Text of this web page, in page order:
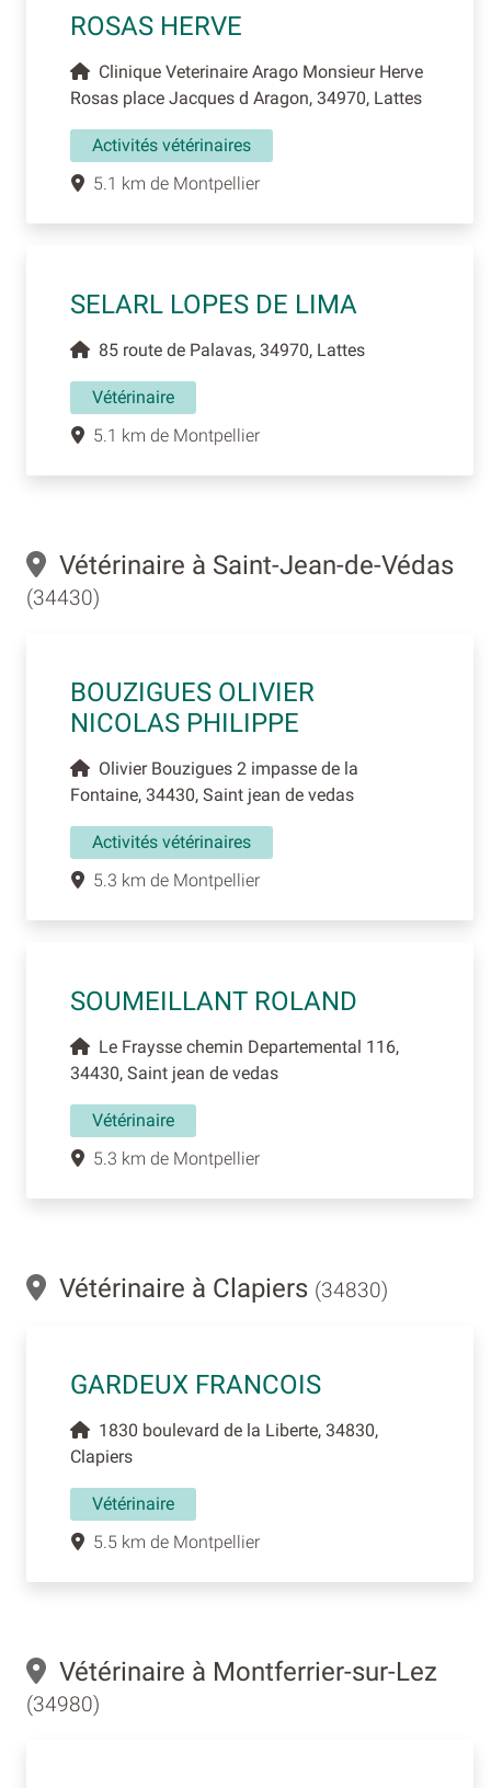
ROSAS HERVE
Clinique Veterinaire Arago Monsieur Herve
Rosas place Jacques d Aragon, 34970, Lattes
Activités vétérinaires
5.1 km de Montpellier
SELARL LOPES DE LIMA
85 route de Palavas, 34970, Lattes
Vétérinaire
5.1 km de Montpellier
Vétérinaire à Saint-Jean-de-Védas
(34430)
BOUZIGUES OLIVIER
NICOLAS PHILIPPE
Olivier Bouzigues 2 impasse de la
Fontaine, 34430, Saint jean de vedas
Activités vétérinaires
5.3 km de Montpellier
SOUMEILLANT ROLAND
Le Fraysse chemin Departemental 116,
34430, Saint jean de vedas
Vétérinaire
5.3 km de Montpellier
Vétérinaire à Clapiers (34830)
GARDEUX FRANCOIS
1830 boulevard de la Liberte, 34830,
Clapiers
Vétérinaire
5.5 km de Montpellier
Vétérinaire à Montferrier-sur-Lez
(34980)